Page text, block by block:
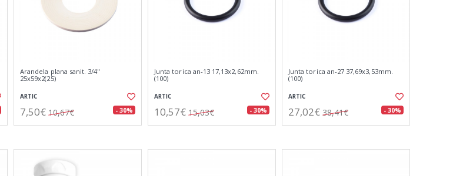
Arandela plana sanit. 3/4"
25x59x2(25)
ARTIC
7,50€ 10,67€ - 30%
Junta torica an-13 17,13x2,62mm.
(100)
ARTIC
10,57€ 15,03€ - 30%
Junta torica an-27 37,69x3,53mm.
(100)
ARTIC
27,02€ 38,41€ - 30%